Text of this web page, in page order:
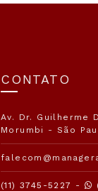
CONTATO
Av. Dr. Guilherme
Morumbi - São
(11) 3745-5227 -